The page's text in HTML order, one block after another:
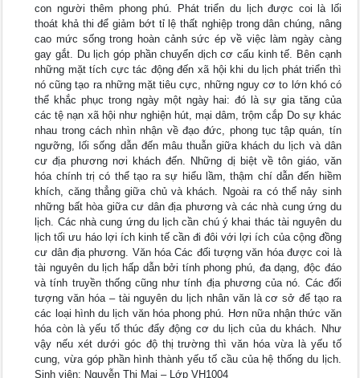
con người thêm phong phú. Phát triển du lịch được coi là lối
thoát khả thi để giảm bớt tỉ lệ thất nghiệp trong dân chúng, nâng
cao mức sống trong hoàn cảnh sức ép về việc làm ngày càng
gay gắt. Du lịch góp phần chuyển dịch cơ cấu kinh tế. Bên cạnh
những mặt tích cực tác động đến xã hội khi du lịch phát triển thì
nó cũng tạo ra những mặt tiêu cực, những nguy cơ to lớn khó có
thể khắc phục trong ngày một ngày hai: đó là sự gia tăng của
các tệ nạn xã hội như nghiện hút, mại dâm, trộm cắp Do sự khác
nhau trong cách nhìn nhận về đạo đức, phong tục tập quán, tín
ngưỡng, lối sống dẫn đến mâu thuẫn giữa khách du lịch và dân
cư địa phương nơi khách đến. Những dị biệt về tôn giáo, văn
hóa chính trị có thể tạo ra sự hiểu lầm, thậm chí dẫn đến hiềm
khích, căng thẳng giữa chủ và khách. Ngoài ra có thể nảy sinh
những bất hòa giữa cư dân địa phương và các nhà cung ứng du
lịch. Các nhà cung ứng du lịch cần chú ý khai thác tài nguyên du
lịch tối ưu háo lợi ích kinh tế cần đi đôi với lợi ích của cộng đồng
cư dân địa phương. Văn hóa Các đối tượng văn hóa được coi là
tài nguyên du lịch hấp dẫn bởi tính phong phú, đa dạng, độc đáo
và tính truyền thống cũng như tính địa phương của nó. Các đối
tượng văn hóa – tài nguyên du lịch nhân văn là cơ sở để tạo ra
các loại hình du lịch văn hóa phong phú. Hơn nữa nhận thức văn
hóa còn là yếu tố thúc đẩy động cơ du lịch của du khách. Như
vậy nếu xét dưới góc độ thị trường thì văn hóa vừa là yếu tố
cung, vừa góp phần hình thành yếu tố cầu của hệ thống du lịch.
Sinh viên: Nguyễn Thị Mai – Lớp VH1004